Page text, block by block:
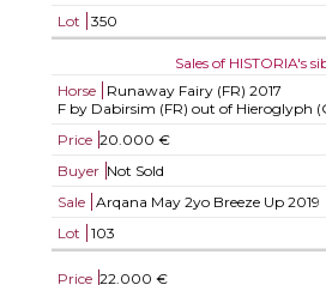
Lot
350
Sales of HISTORIA's
Horse
Runaway Fairy (FR) 2017
F by Dabirsim (FR) out of Hieroglyph
Price 20.000 €
Buyer Not Sold
Sale
Arqana May 2yo Breeze Up 2019
Lot
103
Price 22.000 €